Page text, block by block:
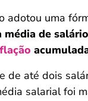
adotou uma
média de
de até dois
salarial foi